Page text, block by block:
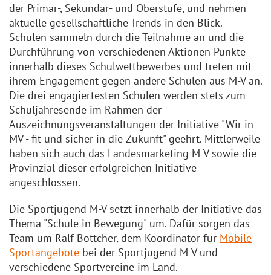
der Primar-, Sekundar- und Oberstufe, und nehmen
aktuelle gesellschaftliche Trends in den Blick.
Schulen sammeln durch die Teilnahme an und die
Durchführung von verschiedenen Aktionen Punkte
innerhalb dieses Schulwettbewerbes und treten mit
ihrem Engagement gegen andere Schulen aus M-V an.
Die drei engagiertesten Schulen werden stets zum
Schuljahresende im Rahmen der
Auszeichnungsveranstaltungen der Initiative "Wir in
MV - fit und sicher in die Zukunft" geehrt. Mittlerweile
haben sich auch das Landesmarketing M-V sowie die
Provinzial dieser erfolgreichen Initiative
angeschlossen.
Die Sportjugend M-V setzt innerhalb der Initiative das
Thema "Schule in Bewegung" um. Dafür sorgen das
Team um Ralf Böttcher, dem Koordinator für Mobile
Sportangebote bei der Sportjugend M-V und
verschiedene Sportvereine im Land.